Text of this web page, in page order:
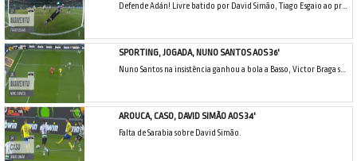
Defende Adán! Livre batido por David Simão, Tiago Esgaio ao primeiro poste desvia de cabeça e só não marca porque o guardião respondeu com uma grande intervenção.
SPORTING, JOGADA, NUNO SANTOS AOS 36'
Nuno Santos na insistência ganhou a bola a Basso, Victor Braga saiu aos pés do jogador leonino que ainda atirou para a baliza deserta, o central arouquense de cabeça a cortar!
AROUCA, CASO, DAVID SIMÃO AOS 34'
Falta de Sarabia sobre David Simão.